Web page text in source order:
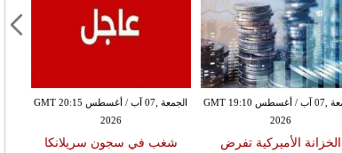
الجمعة ,07 آب / أغسطس GMT 20:15
2026
شغب في سجون سريلانكا
الجمعة ,07 آب / أغسطس GMT 19:10
2026
الخزانة الأميركية تفرض